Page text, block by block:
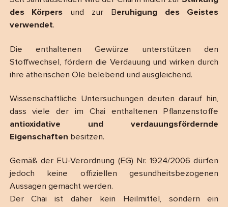
des Körpers und zur Beruhigung des Geistes
verwendet.
Die enthaltenen Gewürze unterstützen den
Stoffwechsel, fördern die Verdauung und wirken durch
ihre ätherischen Öle belebend und ausgleichend.
Wissenschaftliche Untersuchungen deuten darauf hin,
dass viele der im Chai enthaltenen Pflanzenstoffe
antioxidative und verdauungsfördernde
Eigenschaften besitzen.
Gemäß der EU-Verordnung (EG) Nr. 1924/2006 dürfen
jedoch keine offiziellen gesundheitsbezogenen
Aussagen gemacht werden.
Der Chai ist daher kein Heilmittel, sondern ein